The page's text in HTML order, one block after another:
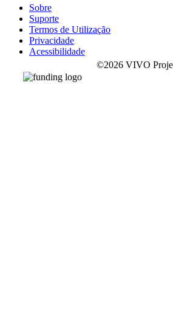
Sobre
Suporte
Termos de Utilização
Privacidade
Acessibilidade
©2026 VIVO